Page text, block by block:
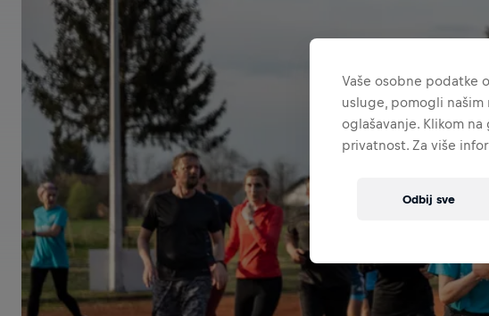
Vaše osobne podatke
usluge, pomogli našim
oglašavanje. Klikom
privatnost. Za više
Odbij sve